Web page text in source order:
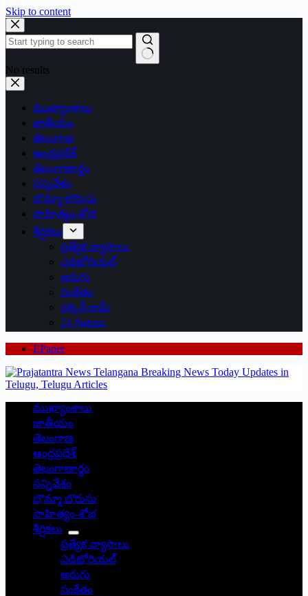
Skip to content
No results
ముఖ్యాంశాలు
జాతీయం
తెలంగాణ
ఆంధ్రప్రదేశ్
తెలంగాణార్థం
సన్నివేశం
బొమ్మా బొరుసు
సాహిత్యం-శోభ
శీర్షికలు
ప్రత్యేక వ్యాసాలు
ఎడిటోరియల్
అరుగు
సంకేతం
దక్కన్.కామ్
24 గంటలు
EPaper
ముఖ్యాంశాలు
జాతీయం
తెలంగాణ
ఆంధ్రప్రదేశ్
తెలంగాణార్థం
సన్నివేశం
బొమ్మా బొరుసు
సాహిత్యం-శోభ
శీర్షికలు
ప్రత్యేక వ్యాసాలు
ఎడిటోరియల్
అరుగు
సంకేతం